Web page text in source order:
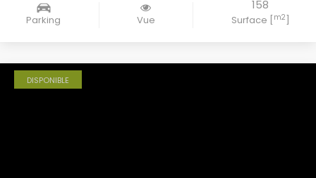
Parking Vue
158
Surface [m2]
DISPONIBLE